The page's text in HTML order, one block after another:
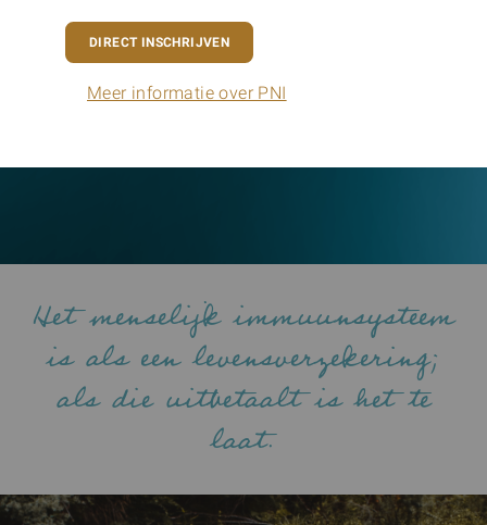
Wil je werkelijk begrijpen hoe het lichaam en de
hersenen onlosmakelijk met elkaar verbonden zijn?
systeemwetenschap.
Het menselijk immuunsysteem
is als een levensverzekering;
als die uitbetaalt is het te
laat.
DIRECT INSCHRIJVEN
Meer informatie over PNI